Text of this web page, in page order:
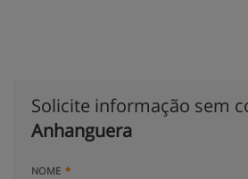
Solicite informação sem
Anhanguera
NOME